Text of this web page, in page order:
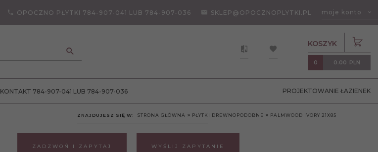
OPOCZNO PŁYTKI 784-907-041 LUB 784-907-036 SKLEP@OPOCZNOPLYTKI.PL moje konto
KOSZYK
0 0.00 PLN
KONTAKT 784-907-041 LUB 784-907-036 PROJEKTOWANIE ŁAZIENEK
ZNAJDUJESZ SIĘ W: STRONA GŁÓWNA PŁYTKI DREWNOPODOBNE PALMWOOD IVORY 21X85
ZADZWOŃ I ZAPYTAJ WYŚLIJ ZAPYTANIE